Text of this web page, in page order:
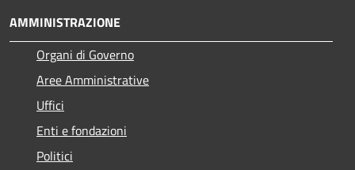
AMMINISTRAZIONE
Organi di Governo
Aree Amministrative
Uffici
Enti e fondazioni
Politici